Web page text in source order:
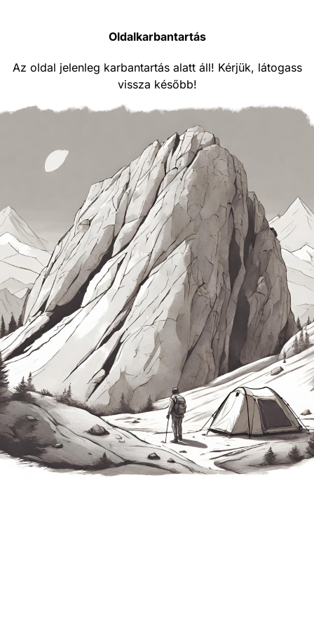
Oldalkarbantartás
Az oldal jelenleg karbantartás alatt áll! Kérjük, látogass
vissza később!